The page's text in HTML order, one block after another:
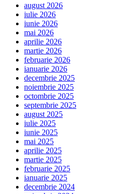
august 2026
iulie 2026
iunie 2026
mai 2026
aprilie 2026
martie 2026
februarie 2026
ianuarie 2026
decembrie 2025
noiembrie 2025
octombrie 2025
septembrie 2025
august 2025
iulie 2025
iunie 2025
mai 2025
aprilie 2025
martie 2025
februarie 2025
ianuarie 2025
decembrie 2024